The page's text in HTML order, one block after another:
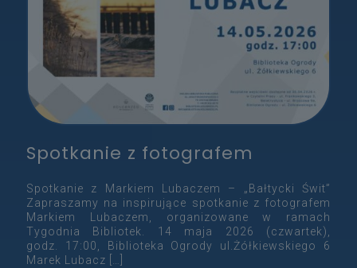
Spotkanie z fotografem
Spotkanie z Markiem Lubaczem – „Bałtycki Świt”
Zapraszamy na inspirujące spotkanie z fotografem
Markiem Lubaczem, organizowane w ramach
Tygodnia Bibliotek. 14 maja 2026 (czwartek),
godz. 17:00, Biblioteka Ogrody ul.Żółkiewskiego 6
Marek Lubacz […]